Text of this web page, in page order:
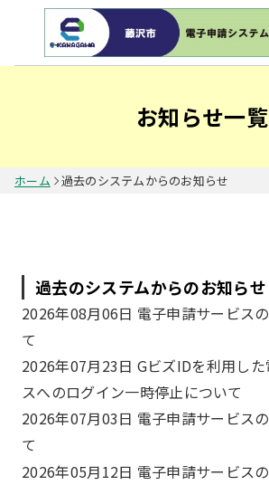
お知らせ一覧
ホーム 過去のシステムからのお知らせ
過去のシステムからのお知らせ
2026年08月06日 電子申請サービスの計画停止につい
て
2026年07月23日 GビズIDを利用した電子申請サービ
スへのログイン一時停止について
2026年07月03日 電子申請サービスの計画停止につい
て
2026年05月12日 電子申請サービスの計画停止につい